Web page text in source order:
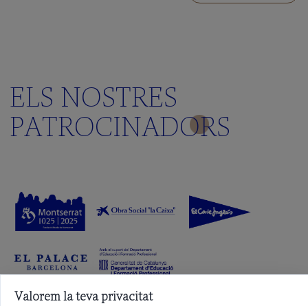
ELS NOSTRES
PATROCINADORS
Valorem la teva privacitat